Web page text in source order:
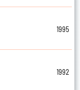
1995
1992